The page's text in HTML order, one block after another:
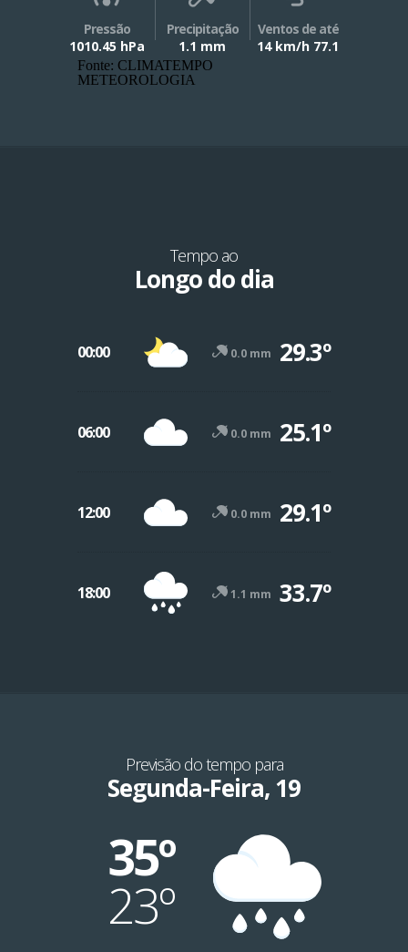
Pressão
1010.45 hPa
Precipitação
1.1 mm
Ventos de até
14 km/h 77.1
Fonte: CLIMATEMPO
METEOROLOGIA
Tempo ao
Longo do dia
00:00 0.0 mm 29.3º
06:00 0.0 mm 25.1º
12:00 0.0 mm 29.1º
18:00 1.1 mm 33.7º
Previsão do tempo para
Segunda-Feira, 19
35º
23º